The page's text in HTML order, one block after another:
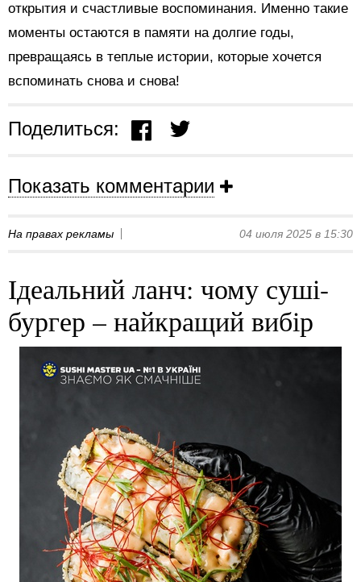
открытия и счастливые воспоминания. Именно такие
моменты остаются в памяти на долгие годы,
превращаясь в теплые истории, которые хочется
вспоминать снова и снова!
Поделиться:
Показать комментарии
На правах рекламы 04 июля 2025 в 15:30
Ідеальний ланч: чому суші-
бургер – найкращий вибір